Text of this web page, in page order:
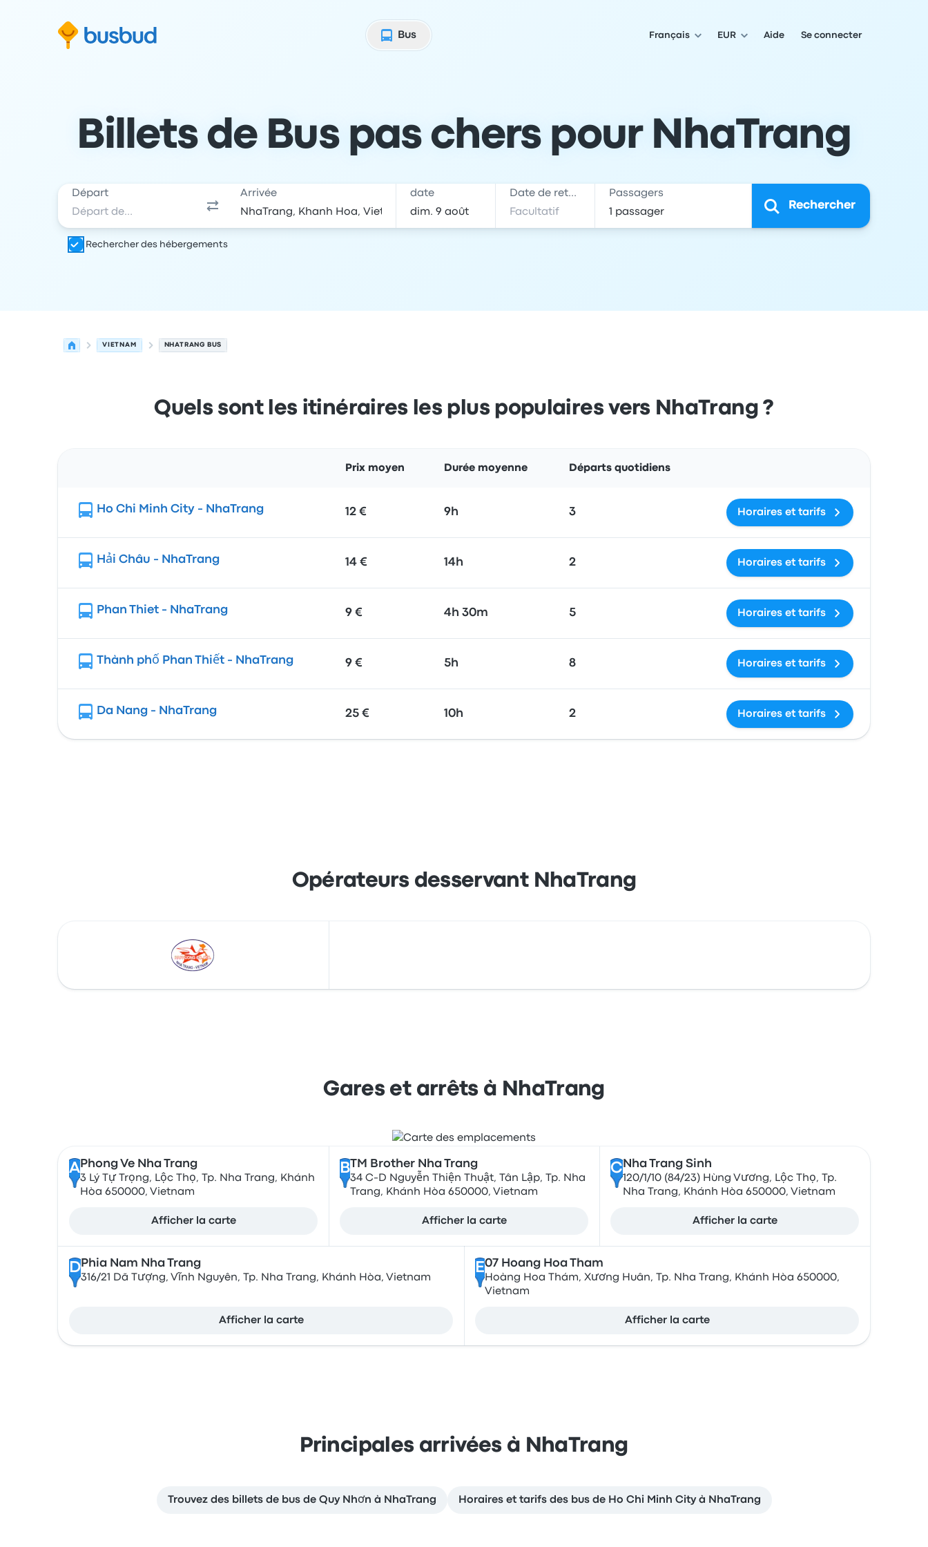
Bus
Français EUR Aide Se connecter
Billets de Bus pas chers pour NhaTrang
Départ Arrivée date Date de retour Passagers
Rechercher
Rechercher des hébergements
VIETNAM NHATRANG BUS
Quels sont les itinéraires les plus populaires vers NhaTrang ?
Prix moyen Durée moyenne Départs quotidiens
Ho Chi Minh City - NhaTrang 12 € 9h 3 Horaires et tarifs
Hải Châu - NhaTrang 14 € 14h 2 Horaires et tarifs
Phan Thiet - NhaTrang 9 € 4h 30m 5 Horaires et tarifs
Thành phố Phan Thiết - NhaTrang 9 € 5h 8 Horaires et tarifs
Da Nang - NhaTrang 25 € 10h 2 Horaires et tarifs
Opérateurs desservant NhaTrang
Gares et arrêts à NhaTrang
A Phong Ve Nha Trang
3 Lý Tự Trọng, Lộc Thọ, Tp. Nha Trang, Khánh
Hòa 650000, Vietnam
Afficher la carte
B TM Brother Nha Trang
34 C-D Nguyễn Thiện Thuật, Tân Lập, Tp. Nha
Trang, Khánh Hòa 650000, Vietnam
Afficher la carte
CNha Trang Sinh
120/1/10 (84/23) Hùng Vương, Lộc Thọ, Tp.
Nha Trang, Khánh Hòa 650000, Vietnam
Afficher la carte
DPhia Nam Nha Trang
316/21 Dã Tượng, Vĩnh Nguyên, Tp. Nha Trang, Khánh Hòa, Vietnam
Afficher la carte
E07 Hoang Hoa Tham
Hoàng Hoa Thám, Xương Huân, Tp. Nha Trang, Khánh Hòa 650000,
Vietnam
Afficher la carte
Principales arrivées à NhaTrang
Trouvez des billets de bus de Quy Nhơn à NhaTrang Horaires et tarifs des bus de Ho Chi Minh City à NhaTrang